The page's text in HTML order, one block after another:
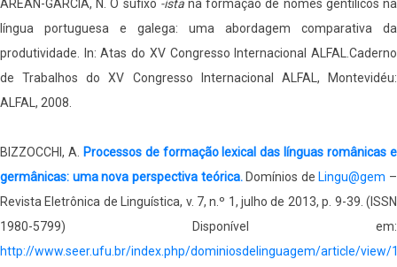
AREÁN-GARCÍA, N. O sufixo -istana formação de nomes gentílicos na
língua portuguesa e galega: uma abordagem comparativa da
produtividade. In: Atas do XV Congresso Internacional ALFAL.Caderno
de Trabalhos do XV Congresso Internacional ALFAL, Montevidéu:
ALFAL, 2008.
BIZZOCCHI, A.
Processos de formação lexical das línguas românicas e
germânicas: uma nova perspectiva teórica.Domínios de Lingu@gem –
Revista Eletrônica de Linguística, v. 7, n.º 1, julho de 2013, p. 9-39. (ISSN
1980-5799) Disponível em:
http://www.seer.ufu.br/index.php/dominiosdelinguagem/article/view/